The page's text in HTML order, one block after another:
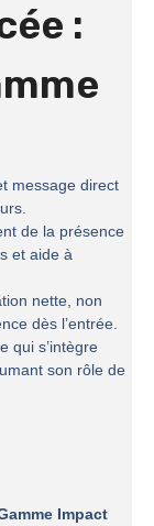
:
message direct
de la présence
et aide à
nette, non
dès l’entrée.
qui s’intègre
son rôle de
Impact